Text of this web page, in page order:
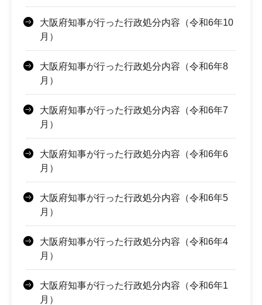
大阪府知事が行った行政処分内容（令和6年10
月）
大阪府知事が行った行政処分内容（令和6年8
月）
大阪府知事が行った行政処分内容（令和6年7
月）
大阪府知事が行った行政処分内容（令和6年6
月）
大阪府知事が行った行政処分内容（令和6年5
月）
大阪府知事が行った行政処分内容（令和6年4
月）
大阪府知事が行った行政処分内容（令和6年1
月）